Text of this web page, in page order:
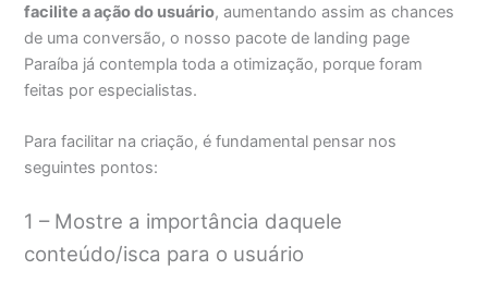
facilite a ação do usuário, aumentando assim as chances
de uma conversão, o nosso pacote de landing page
Paraíba já contempla toda a otimização, porque foram
feitas por especialistas.
Para facilitar na criação, é fundamental pensar nos
seguintes pontos:
1 – Mostre a importância daquele
conteúdo/isca para o usuário